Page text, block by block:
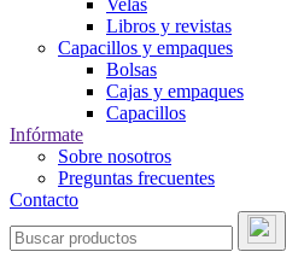
Velas
Libros y revistas
Capacillos y empaques
Bolsas
Cajas y empaques
Capacillos
Infórmate
Sobre nosotros
Preguntas frecuentes
Contacto